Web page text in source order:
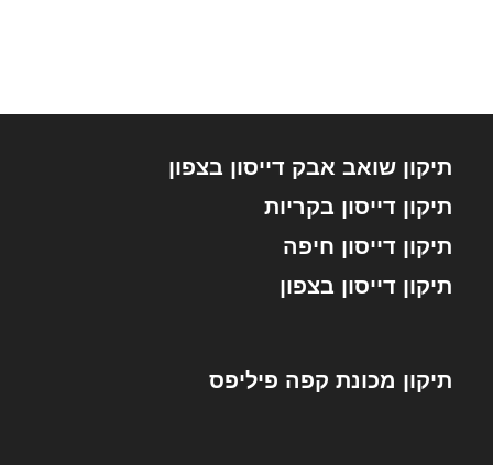
תיקון שואב אבק דייסון בצפון
תיקון דייסון בקריות
תיקון דייסון חיפה
תיקון דייסון בצפון
תיקון מכונת קפה פיליפס